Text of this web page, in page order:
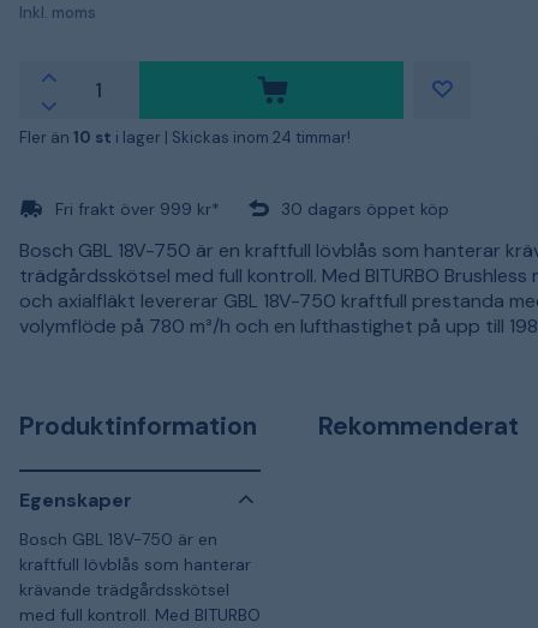
Inkl. moms
Fler än 10 st i lager | Skickas inom 24 timmar!
Fri frakt över 999 kr* 30 dagars öppet köp
Bosch GBL 18V-750 är en kraftfull lövblås som hanterar
trädgårdsskötsel med full kontroll. Med BITURBO Brushless
och axialfläkt levererar GBL 18V-750 kraftfull prestanda
volymflöde på 780 m³/h och en lufthastighet på upp till
Produktinformation
Egenskaper
Bosch GBL 18V-750 är en
kraftfull lövblås som hanterar
krävande trädgårdsskötsel
med full kontroll. Med BITURBO
Rekommenderat